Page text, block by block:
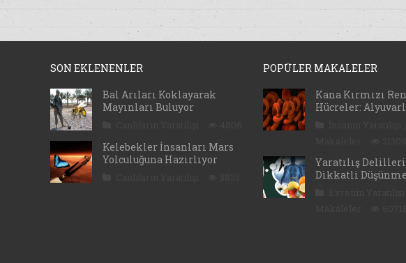
SON EKLENENLER
Bal Arıları Koklayarak
Mayınları Buluyor
Kelebekler İnsanları Mars
Yolculuğuna Hazırlıyor
POPÜLER MAKALELER
Kana Kırmızı
Hücreler:
Yaratılış
Dikkatli